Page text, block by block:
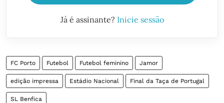
Já é assinante? Inicie sessão
FC Porto Futebol Futebol feminino Jamor
edição impressa Estádio Nacional Final da Taça de Portugal
SL Benfica